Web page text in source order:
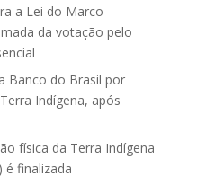
a Lei do Marco
da votação pelo
Banco do Brasil por
Indígena, após
física da Terra Indígena
é finalizada